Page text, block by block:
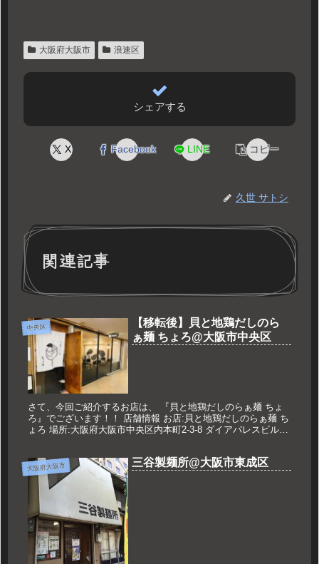
大阪府大阪市 浪速区
シェアする
X Facebook LINE コピー
久世 サトシ
関連記事
中央区
【移転後】貝と地鶏だしのら
ぁ麺 ちょろ@大阪市中央区
さて、今回ご紹介するお店は、 『貝と地鶏だしのらぁ麺 ちょ
ろ』でございます！！ 店舗情報 お店:貝と地鶏だしのらぁ麺 ち
ょろ 場所:大阪府大阪市中央区内本町2-3-8 ダイアパレスビル
大阪府大阪市 三谷製麺所@大阪市東成区